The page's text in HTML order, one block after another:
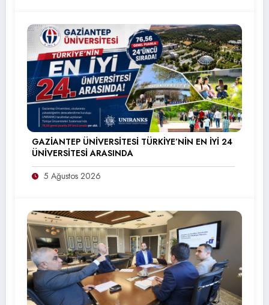
GAZİANTEP ÜNİVERSİTESİ TÜRKİYE’NİN EN İYİ 24
ÜNİVERSİTESİ ARASINDA
5 Ağustos 2026